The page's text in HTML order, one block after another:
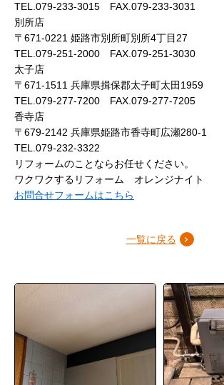
TEL.079-233-3015 FAX.079-233-3031
別所店
〒671-0221 姫路市別所町別所4丁目27
TEL.079-251-2000 FAX.079-251-3030
太子店
〒671-1511 兵庫県揖保郡太子町太田1959
TEL.079-277-7200 FAX.079-277-7205
香寺店
〒679-2142 兵庫県姫路市香寺町広瀬280-1
TEL.079-232-3322
リフォームのことならお任せください。
ワクワクするリフォーム オレンジナイト
お問合せフォームはこちら
一覧に戻る